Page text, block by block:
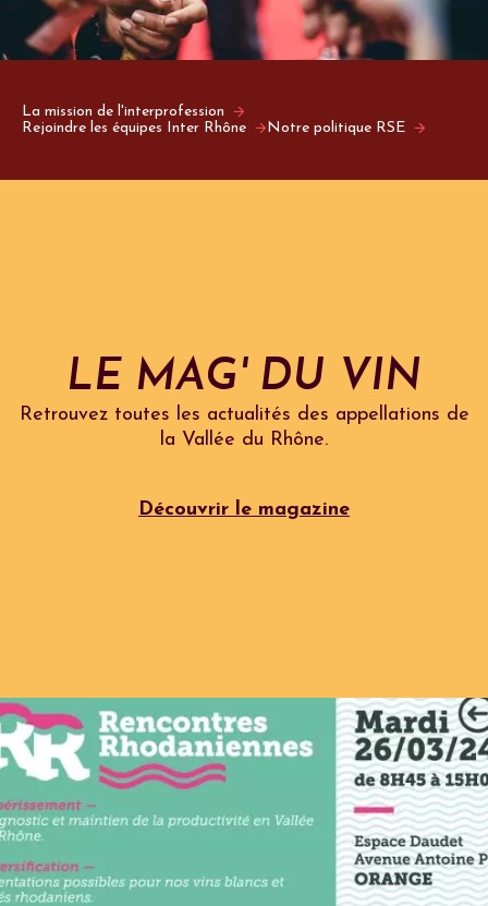
La mission de l'interprofession
Rejoindre les équipes Inter Rhône
Notre politique RSE
LE MAG' DU VIN
Retrouvez toutes les actualités des appellations de
la Vallée du Rhône.
Découvrir le magazine